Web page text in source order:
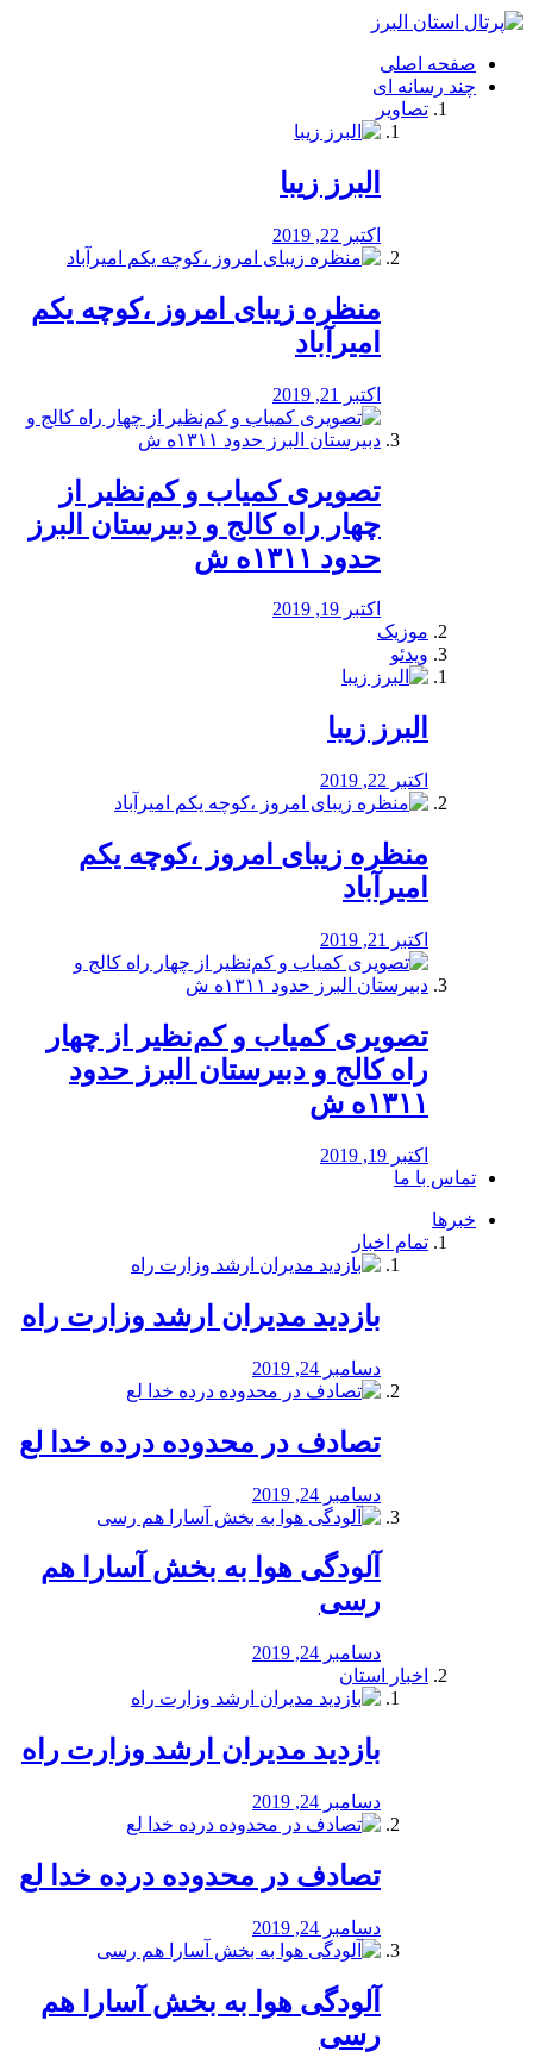
فصد
شرق
تهران
خشکشویی
صفحه اصلی
چند رسانه ای
تصاویر
البرز زیبا
اکتبر 22, 2019
منظره‌‌ زیبای امروز ،کوچه یکم
امیرآباد
اکتبر 21, 2019
️تصویری کمیاب و کم‌نظیر از
چهار راه كالج و دبيرستان البرز
حدود ۱۳۱۱ه ش
اکتبر 19, 2019
موزیک
ویدئو
البرز زیبا
اکتبر 22, 2019
منظره‌‌ زیبای امروز ،کوچه یکم
امیرآباد
اکتبر 21, 2019
️تصویری کمیاب و کم‌نظیر از چهار
راه كالج و دبيرستان البرز حدود
۱۳۱۱ه ش
اکتبر 19, 2019
تماس با ما
خبرها
تمام اخبار
بازدید مدیران ارشد وزارت راه
دسامبر 24, 2019
تصادف در محدوده درده خدا لع
دسامبر 24, 2019
آلودگی هوا به بخش آسارا هم
رسی
دسامبر 24, 2019
اخبار استان
بازدید مدیران ارشد وزارت راه
دسامبر 24, 2019
تصادف در محدوده درده خدا لع
دسامبر 24, 2019
آلودگی هوا به بخش آسارا هم
رسی